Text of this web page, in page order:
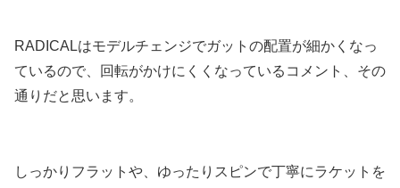
RADICALはモデルチェンジでガットの配置が細かくなっ
ているので、回転がかけにくくなっているコメント、その
通りだと思います。
しっかりフラットや、ゆったりスピンで丁寧にラケットを